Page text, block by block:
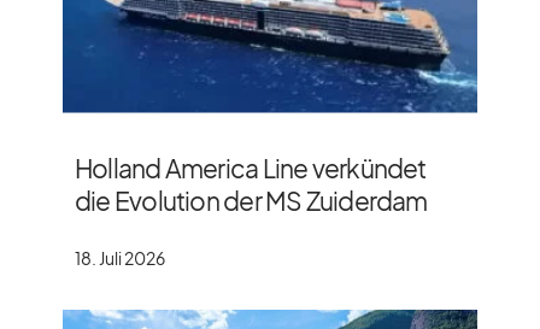
Holland America Line verkündet
die Evolution der MS Zuiderdam
18. Juli 2026